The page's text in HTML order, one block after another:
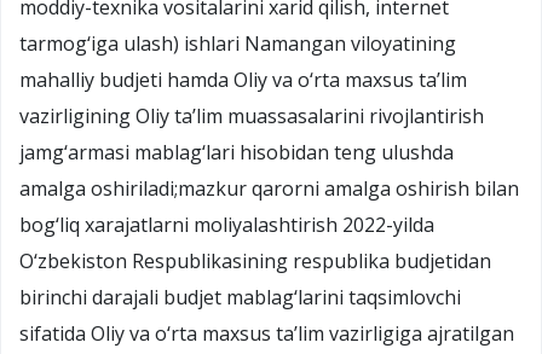
moddiy-texnika vositalarini xarid qilish, internet
tarmog‘iga ulash) ishlari Namangan viloyatining
mahalliy budjeti hamda Oliy va o‘rta maxsus ta’lim
vazirligining Oliy ta’lim muassasalarini rivojlantirish
jamg‘armasi mablag‘lari hisobidan teng ulushda
amalga oshiriladi;mazkur qarorni amalga oshirish bilan
bog‘liq xarajatlarni moliyalashtirish 2022-yilda
O‘zbekiston Respublikasining respublika budjetidan
birinchi darajali budjet mablag‘larini taqsimlovchi
sifatida Oliy va o‘rta maxsus ta’lim vazirligiga ajratilgan